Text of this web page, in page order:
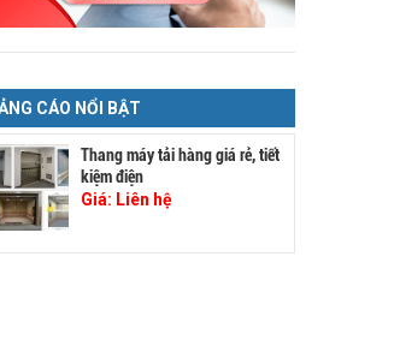
CÁO NỔI BẬT
Thang máy tải hàng giá rẻ, tiết
kiệm điện
Giá: Liên hệ